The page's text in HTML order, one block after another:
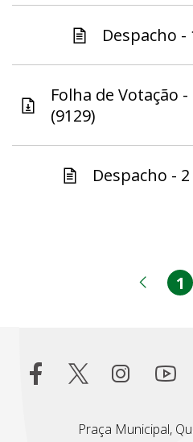
Despacho -
Folha de Votação -
(9129)
Despacho - 2
1
Praça Municipal,